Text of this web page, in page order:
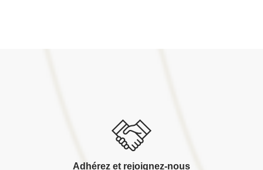
Adhérez et rejoignez-nous